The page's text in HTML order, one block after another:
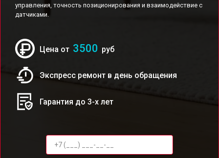
управления, точность позиционирования и взаимодействие с
датчиками.
Цена от 3500 руб
Экспресс ремонт в день обращения
Гарантия до 3-х лет